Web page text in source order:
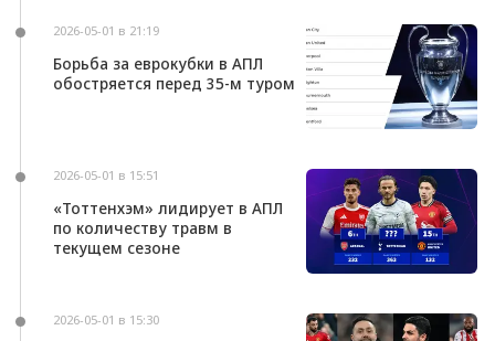
2026-05-01 в 21:19
Борьба за еврокубки в АПЛ
обостряется перед 35-м туром
2026-05-01 в 15:51
«Тоттенхэм» лидирует в АПЛ
по количеству травм в
текущем сезоне
2026-05-01 в 15:30